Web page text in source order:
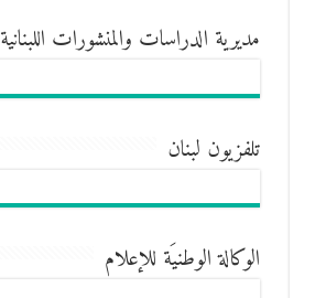
مديرية الدراسات والمنشورات اللبنانية
تلفزيون لبنان
الوكالة الوطنيَة للإعلام